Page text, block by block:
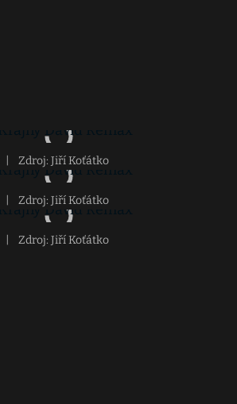
Zdroj: Jiří Koťátko
Zdroj: Jiří Koťátko
Zdroj: Jiří Koťátko